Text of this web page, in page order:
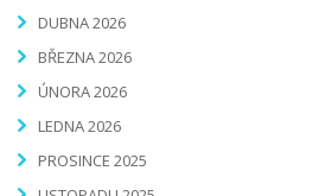
DUBNA 2026
BŘEZNA 2026
ÚNORA 2026
LEDNA 2026
PROSINCE 2025